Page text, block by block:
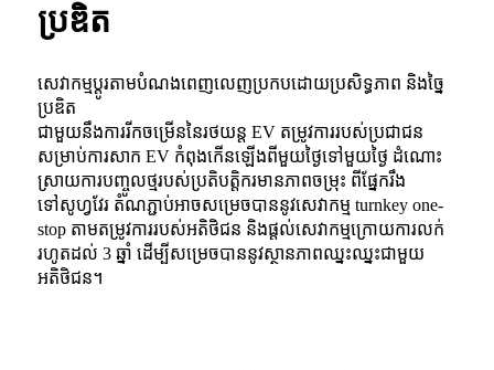
ប្រឌិត
សេវាកម្មប្ដូរតាមបំណងពេញលេញប្រកបដោយប្រសិទ្ធភាព និងច្នៃ
ប្រឌិត
ជាមួយនឹងការរីកចម្រើននៃរថយន្ត EV តម្រូវការរបស់ប្រជាជន
សម្រាប់ការសាក EV កំពុងកើនឡើងពីមួយថ្ងៃទៅមួយថ្ងៃ ដំណោះ
ស្រាយការបញ្ចូលថ្មរបស់ប្រតិបត្តិករមានភាពចម្រុះ ពីផ្នែករឹង
ទៅសូហ្វវែរ តំណភ្ជាប់អាចសម្រេចបាននូវសេវាកម្ម turnkey one-
stop តាមតម្រូវការរបស់អតិថិជន និងផ្តល់សេវាកម្មក្រោយការលក់
រហូតដល់ 3 ឆ្នាំ ដើម្បីសម្រេចបាននូវស្ថានភាពឈ្នះឈ្នះជាមួយ
អតិថិជន។